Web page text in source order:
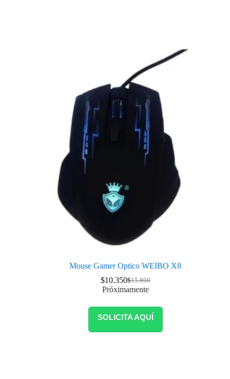
Mouse Gamer Optico WEIBO X8
$15.800
$10.350
Próximamente
SOLICITA AQUÍ